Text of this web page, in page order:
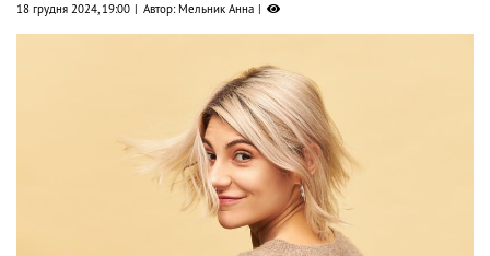
18 грудня 2024, 19:00 Автор: Мельник Анна